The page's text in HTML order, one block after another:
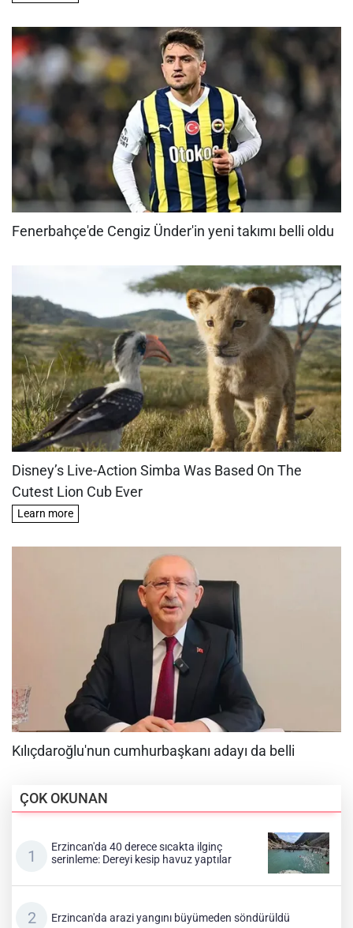
ÇOK OKUNAN
Erzincan'da 40 derece sıcakta ilginç
serinleme: Dereyi kesip havuz yaptılar
Erzincan'da arazi yangını büyümeden söndürüldü